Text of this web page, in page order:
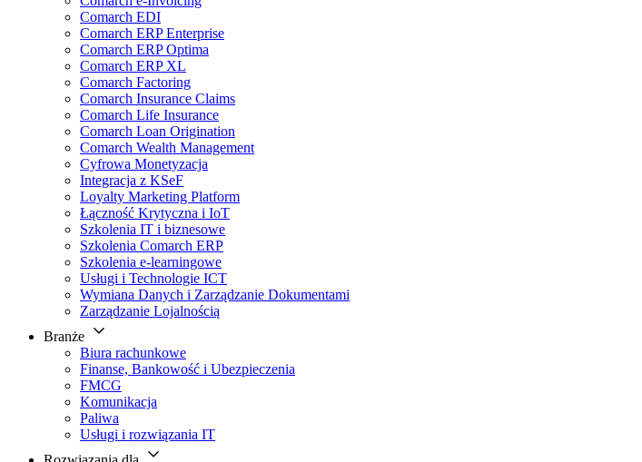
Comarch EDI
Comarch ERP Enterprise
Comarch ERP Optima
Comarch ERP XL
Comarch Factoring
Comarch Insurance Claims
Comarch Life Insurance
Comarch Loan Origination
Comarch Wealth Management
Cyfrowa Monetyzacja
Integracja z KSeF
Loyalty Marketing Platform
Łączność Krytyczna i IoT
Szkolenia IT i biznesowe
Szkolenia Comarch ERP
Szkolenia e-learningowe
Usługi i Technologie ICT
Wymiana Danych i Zarządzanie Dokumentami
Zarządzanie Lojalnością
Branże
Biura rachunkowe
Finanse, Bankowość i Ubezpieczenia
FMCG
Komunikacja
Paliwa
Usługi i rozwiązania IT